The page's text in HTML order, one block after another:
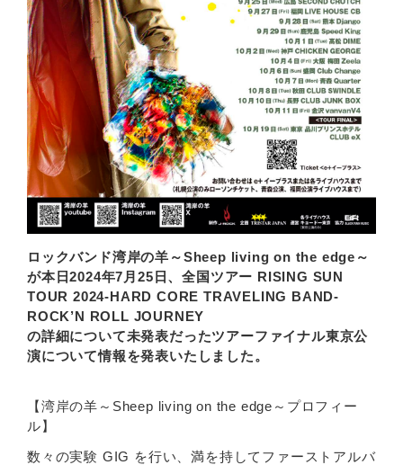
ロックバンド湾岸の羊～Sheep living on the edge ～
が本日2024年7 月25 日、全国ツアー RISING SUN
TOUR 2024-HARD CORE TRAVELING BAND-
ROCK’N ROLL JOURNEY
の詳細について未発表だったツアーファイナル東京公
演について情報を発表いたしました。
【湾岸の羊～Sheep living on the edge～プロフィー
ル】
数々の実験 GIG を行い、満を持してファーストアルバ